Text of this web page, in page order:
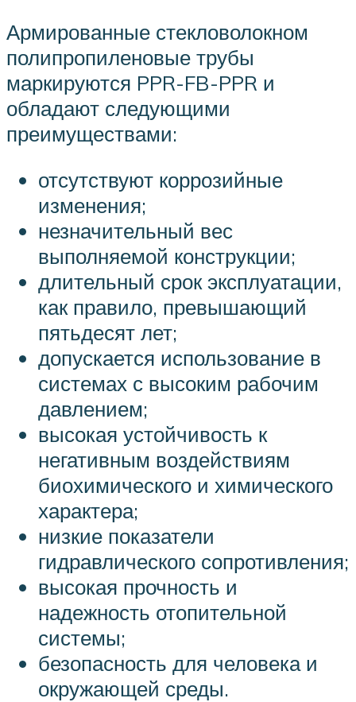
Армированные стекловолокном
полипропиленовые трубы
маркируются PPR-FB-PPR и
обладают следующими
преимуществами:
отсутствуют коррозийные
изменения;
незначительный вес
выполняемой конструкции;
длительный срок эксплуатации,
как правило, превышающий
пятьдесят лет;
допускается использование в
системах с высоким рабочим
давлением;
высокая устойчивость к
негативным воздействиям
биохимического и химического
характера;
низкие показатели
гидравлического сопротивления;
высокая прочность и
надежность отопительной
системы;
безопасность для человека и
окружающей среды.